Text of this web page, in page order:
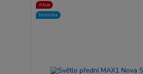
Akce
Novinka